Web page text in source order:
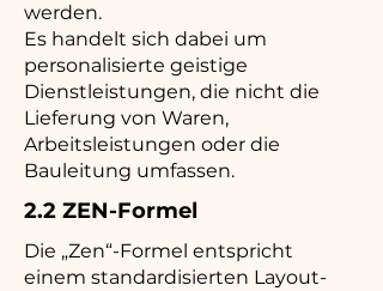
werden.
Es handelt sich dabei um
personalisierte geistige
Dienstleistungen, die nicht die
Lieferung von Waren,
Arbeitsleistungen oder die
Bauleitung umfassen.
2.2 ZEN-Formel
Die „Zen“-Formel entspricht
einem standardisierten Layout-